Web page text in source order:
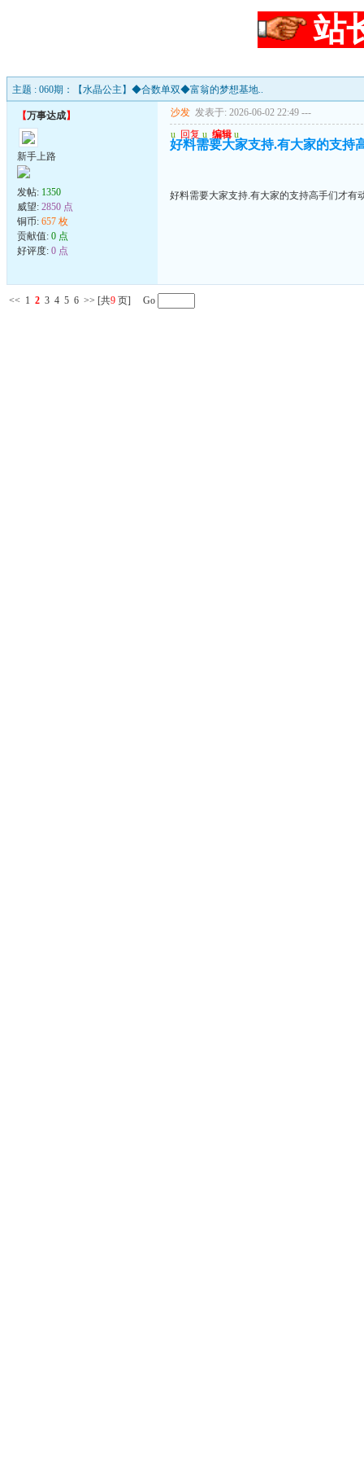
站
主题 : 060期：【水晶公主】◆合数单双◆富翁的梦想基地..
【万事达成】
新手上路
发帖: 1350
威望: 2850 点
铜币: 657 枚
贡献值: 0 点
好评度: 0 点
沙发 发表于: 2026-06-02 22:49 ---
u 回复 u 编辑 u
好料需要大家支持.有大家的支持
好料需要大家支持.有大家的支持高手们才有
<< 1 2 3 4 5 6 >> [共9 页] Go